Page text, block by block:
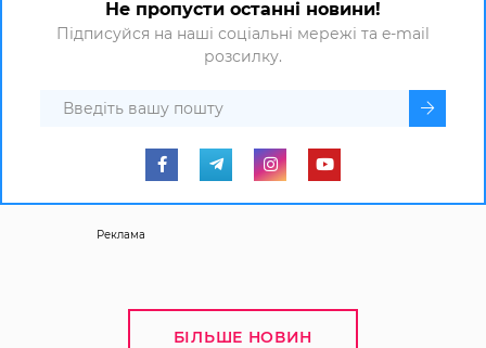
Не пропусти останні новини!
Підписуйся на наші соціальні мережі та e-mail
розсилку.
Реклама
БІЛЬШЕ НОВИН